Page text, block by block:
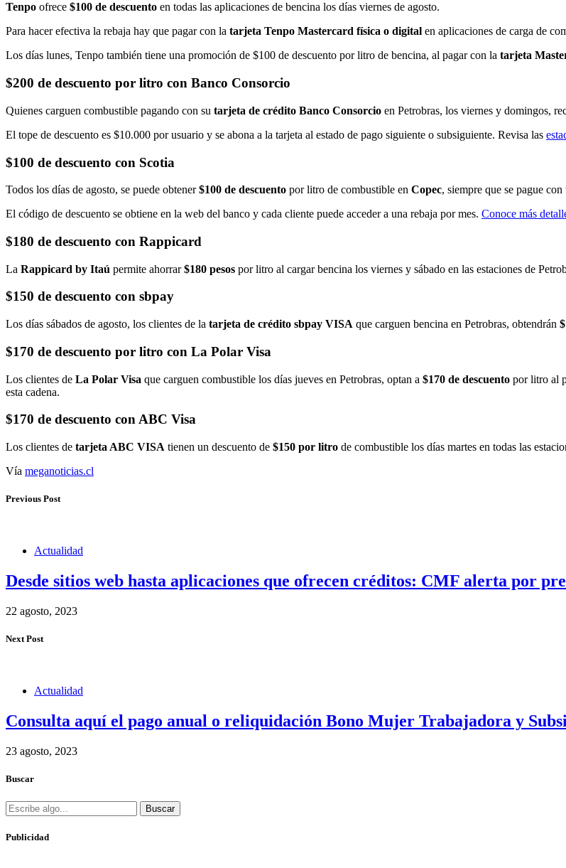
Tenpo ofrece $100 de descuento en todas las aplicaciones de bencina los días viernes de agosto.
Para hacer efectiva la rebaja hay que pagar con la tarjeta Tenpo Mastercard física o digital en aplicaciones de carga de
Los días lunes, Tenpo también tiene una promoción de $100 de descuento por litro de bencina, al pagar con la tarjeta
$200 de descuento por litro con Banco Consorcio
Quienes carguen combustible pagando con su tarjeta de crédito Banco Consorcio en Petrobras, los viernes y domingos,
El tope de descuento es $10.000 por usuario y se abona a la tarjeta al estado de pago siguiente o subsiguiente. Revisa las
$100 de descuento con Scotia
Todos los días de agosto, se puede obtener$100 de descuento por litro de combustible en Copec, siempre que se pague con
El código de descuento se obtiene en la web del banco y cada cliente puede acceder a una rebaja por mes. Conoce más
$180 de descuento con Rappicard
La Rappicard by Itaú permite ahorrar$180 pesos por litro al cargar bencina los viernes y sábado en las estaciones de
$150 de descuento con sbpay
Los días sábados de agosto, los clientes de la tarjeta de crédito sbpay VISA que carguen bencina en Petrobras, obtendrán
$170 de descuento por litro con La Polar Visa
Los clientes de La Polar Visa que carguen combustible los días jueves en Petrobras, optan a $170 de descuento por litro al
esta cadena.
$170 de descuento con ABC Visa
Los clientes de tarjeta ABC VISA tienen un descuento de $150 por litro de combustible los días martes en todas las
Vía meganoticias.cl
Previous Post
Actualidad
Desde sitios web hasta aplicaciones que ofrecen créditos: CMF alerta por
22 agosto, 2023
Next Post
Actualidad
Consulta aquí el pago anual o reliquidación Bono Mujer Trabajadora y
23 agosto, 2023
Buscar
Buscar
Publicidad